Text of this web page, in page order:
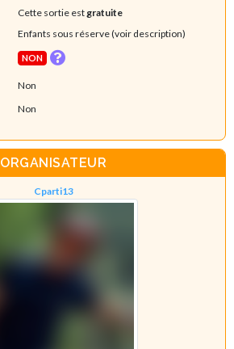
Cette sortie est gratuite
Enfants sous réserve (voir description)
NON
Non
Non
ORGANISATEUR
Cparti13